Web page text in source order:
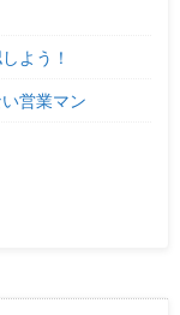
よう！
営業マン